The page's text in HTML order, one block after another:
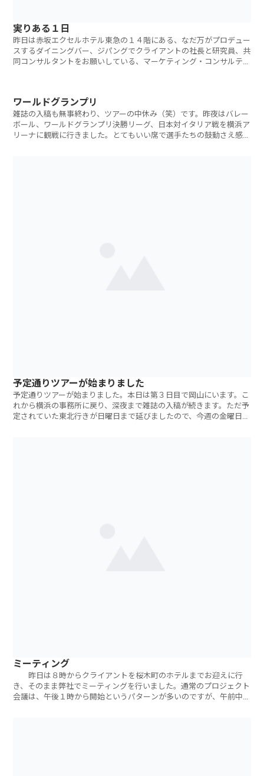
実りある１日
昨日は赤坂エクセルホテル東急の１４階にある、なだ万がプロデュー
スするダイニングバー、ジパングでクライアントの社長と研究員、共
同コンサルタントをお願いしている、マーケティング・コンサルティ
ワールドグランプリ
雑誌の入稿も無事終わり、ツアーの中休み（笑）です。昨夜はバレー
ボール、ワールドグランプリ決勝リーグ、日本対イタリア戦を横浜ア
リーナに観戦に行きました。とてもいい席で選手たちの鼓動さえ感じ
予定通りツアーが始まりました
予定通りツアーが始まりました。本日は第３日目で岡山にいます。こ
れから横浜の事務所に戻り、深夜まで雑誌の入稿が続きます。ただ予
定されていた東北行きが日曜日まで延びましたので、今週の金曜日の
ミーティング
昨日は８時からクライアントを桜木町のホテルまでお迎えに行
き、そのまま弊社でミーティングを行いました。通常のプロジェクト
会議は、午後１時から開始というパターンが多いのですが、午前中の